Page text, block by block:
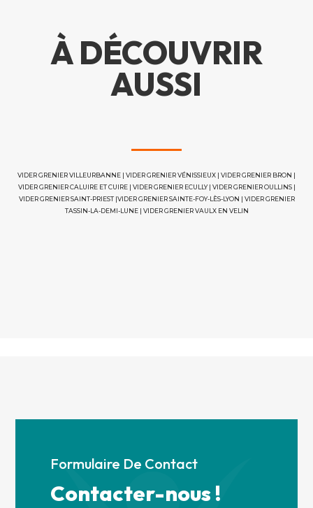
À DÉCOUVRIR
AUSSI
VIDER GRENIER VILLEURBANNE | VIDER GRENIER VÉNISSIEUX | VIDER GRENIER BRON |
VIDER GRENIER CALUIRE ET CUIRE| VIDER GRENIER ECULLY| VIDER GRENIER OULLINS|
VIDER GRENIER SAINT-PRIEST|VIDER GRENIER SAINTE-FOY-LÈS-LYON | VIDER GRENIER
TASSIN-LA-DEMI-LUNE| VIDER GRENIER VAULX EN VELIN
Formulaire De Contact
Contacter-nous !